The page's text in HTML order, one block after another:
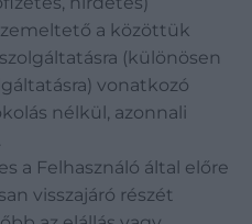
a közöttük
(különösen
vonatkozó
nélkül, azonnali
a Felhasználó által előre
visszajáró részét